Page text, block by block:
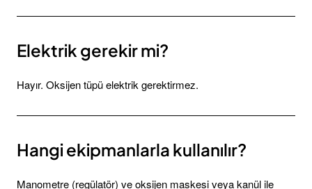
Elektrik gerekir mi?
Hayır. Oksijen tüpü elektrik gerektirmez.
Hangi ekipmanlarla kullanılır?
Manometre (regülatör) ve oksijen maskesi veya kanül ile